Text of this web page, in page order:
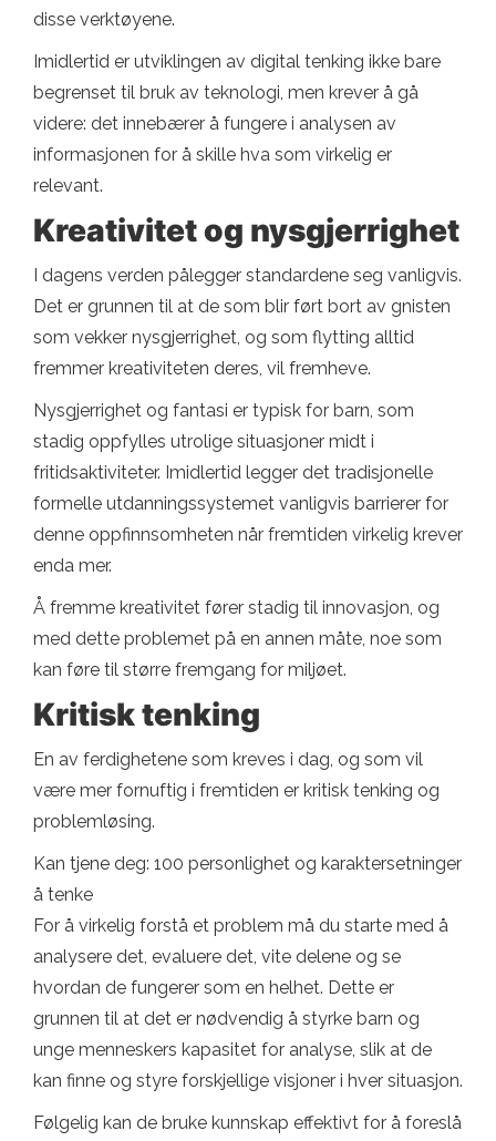
disse verktøyene.
Imidlertid er utviklingen av digital tenking ikke bare
begrenset til bruk av teknologi, men krever å gå
videre: det innebærer å fungere i analysen av
informasjonen for å skille hva som virkelig er
relevant.
Kreativitet og nysgjerrighet
I dagens verden pålegger standardene seg vanligvis.
Det er grunnen til at de som blir ført bort av gnisten
som vekker nysgjerrighet, og som flytting alltid
fremmer kreativiteten deres, vil fremheve.
Nysgjerrighet og fantasi er typisk for barn, som
stadig oppfylles utrolige situasjoner midt i
fritidsaktiviteter. Imidlertid legger det tradisjonelle
formelle utdanningssystemet vanligvis barrierer for
denne oppfinnsomheten når fremtiden virkelig krever
enda mer.
Å fremme kreativitet fører stadig til innovasjon, og
med dette problemet på en annen måte, noe som
kan føre til større fremgang for miljøet.
Kritisk tenking
En av ferdighetene som kreves i dag, og som vil
være mer fornuftig i fremtiden er kritisk tenking og
problemløsing.
Kan tjene deg: 100 personlighet og karaktersetninger
å tenke
For å virkelig forstå et problem må du starte med å
analysere det, evaluere det, vite delene og se
hvordan de fungerer som en helhet. Dette er
grunnen til at det er nødvendig å styrke barn og
unge menneskers kapasitet for analyse, slik at de
kan finne og styre forskjellige visjoner i hver situasjon.
Følgelig kan de bruke kunnskap effektivt for å foreslå